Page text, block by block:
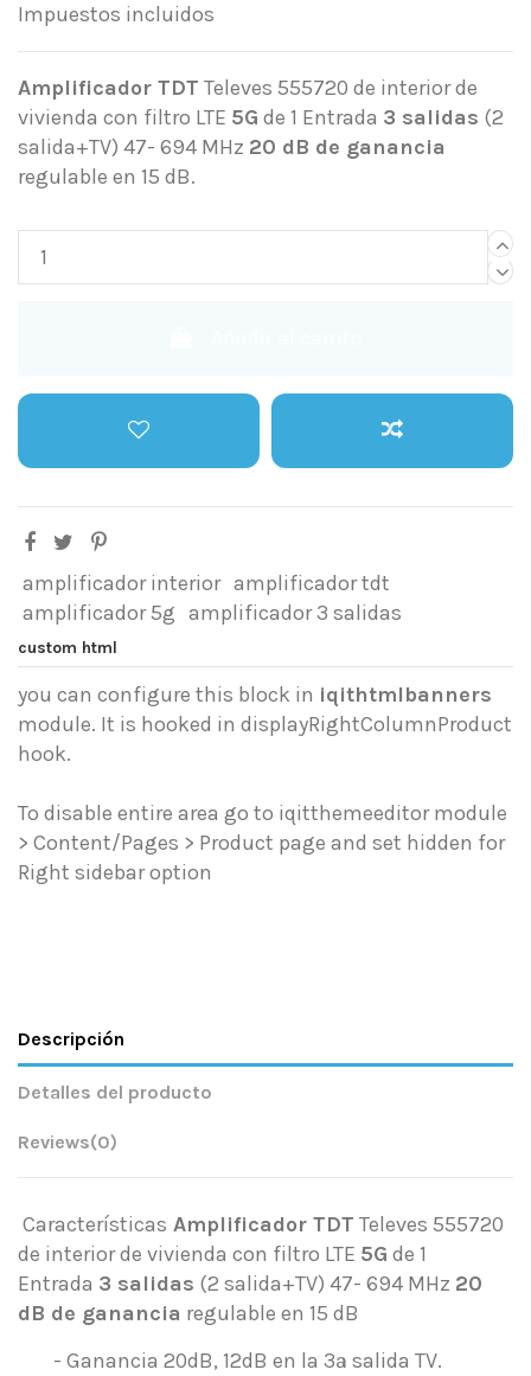
Impuestos incluidos
Amplificador TDT Televes 555720 de interior de
vivienda con filtro LTE 5G de 1 Entrada 3 salidas (2
salida+TV) 47- 694 MHz 20 dB de ganancia
regulable en 15 dB.
amplificador interior amplificador tdt
amplificador 5g amplificador 3 salidas
custom html
you can configure this block in iqithtmlbanners
module. It is hooked in displayRightColumnProduct
hook.
To disable entire area go to iqitthemeeditor module
> Content/Pages > Product page and set hidden for
Right sidebar option
Descripción
Detalles del producto
Reviews(0)
Características Amplificador TDT Televes 555720
de interior de vivienda con filtro LTE 5G de 1
Entrada 3 salidas (2 salida+TV) 47- 694 MHz 20
dB de ganancia regulable en 15 dB
- Ganancia 20dB, 12dB en la 3ª salida TV.